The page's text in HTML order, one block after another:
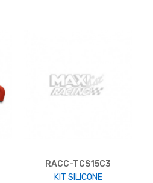
RACC-TCS15C3
KIT SILICONE